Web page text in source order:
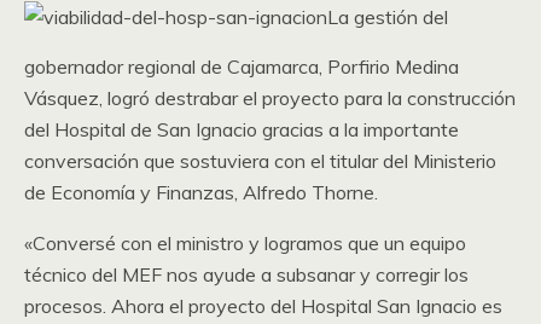
La gestión del
gobernador regional de Cajamarca, Porfirio Medina
Vásquez, logró destrabar el proyecto para la construcción
del Hospital de San Ignacio gracias a la importante
conversación que sostuviera con el titular del Ministerio
de Economía y Finanzas, Alfredo Thorne.
«Conversé con el ministro y logramos que un equipo
técnico del MEF nos ayude a subsanar y corregir los
procesos. Ahora el proyecto del Hospital San Ignacio es